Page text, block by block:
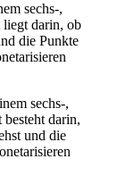
sechs-,
liegt darin, ob
die Punkte
sechs-,
besteht darin,
und die